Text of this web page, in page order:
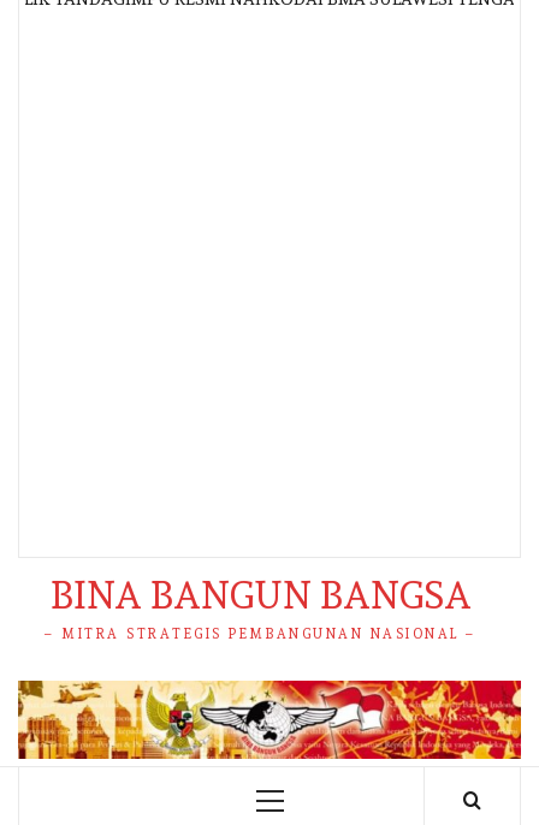
BINA BANGUN BANGSA
– MITRA STRATEGIS PEMBANGUNAN NASIONAL –
Primary